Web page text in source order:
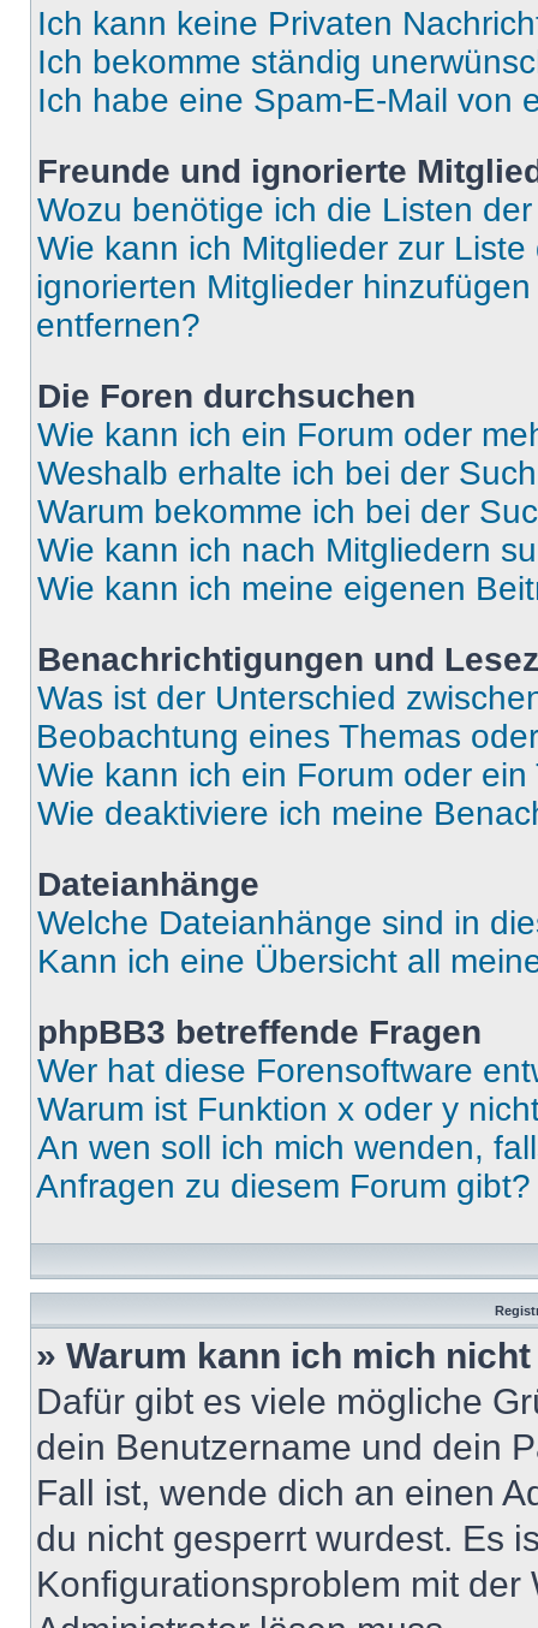
Ich kann keine Privaten
Ich bekomme ständig
Ich habe eine Spam-E-Mail von
Freunde und ignorierte
Wozu benötige ich die Listen
Wie kann ich Mitglieder zur
ignorierten Mitglieder
entfernen?
Die Foren durchsuchen
Wie kann ich ein Forum oder
Weshalb erhalte ich bei der
Warum bekomme ich bei der
Wie kann ich nach Mitgliedern
Wie kann ich meine eigenen
Benachrichtigungen und
Was ist der Unterschied
Beobachtung eines Themas
Wie kann ich ein Forum oder
Wie deaktiviere ich meine
Dateianhänge
Welche Dateianhänge sind in
Kann ich eine Übersicht all
phpBB3 betreffende Fragen
Wer hat diese Forensoftware
Warum ist Funktion x oder y
An wen soll ich mich wenden,
Anfragen zu diesem Forum gibt?
» Warum kann ich mich
Dafür gibt es viele mögliche
dein Benutzername und dein
Fall ist, wende dich an einen
du nicht gesperrt wurdest. Es
Konfigurationsproblem mit